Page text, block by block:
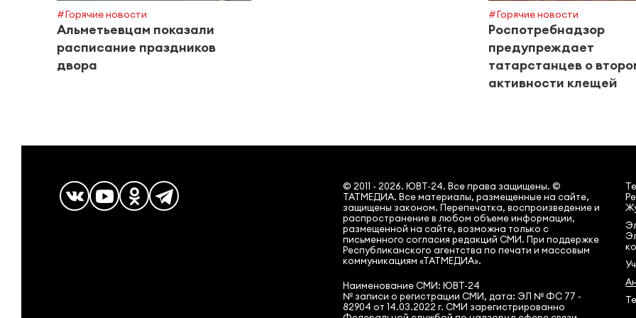
#Горячие новости
Альметьевцам показали
расписание праздников
двора
#Горячие новости
Роспотребнадзор
предупреждает
татарстанцев о
активности клещей
© 2011 - 2026. ЮВТ-24. Все права защищены. ©
ТАТМЕДИА. Все материалы, размещенные на сайте,
защищены законом. Перепечатка, воспроизведение и
распространение в любом объеме информации,
размещенной на сайте, возможна только с
письменного согласия редакций СМИ. При поддержке
Республиканского агентства по печати и массовым
коммуникациям «ТАТМЕДИА».
Наименование СМИ: ЮВТ-24
№ записи о регистрации СМИ, дата: ЭЛ № ФС 77 -
82904 от 14.03.2022 г. СМИ зарегистрированно